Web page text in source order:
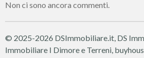
Non ci sono ancora commenti.
© 2025-2026 DSImmobiliare.it, DS
Immobiliare I Dimore e Terreni,